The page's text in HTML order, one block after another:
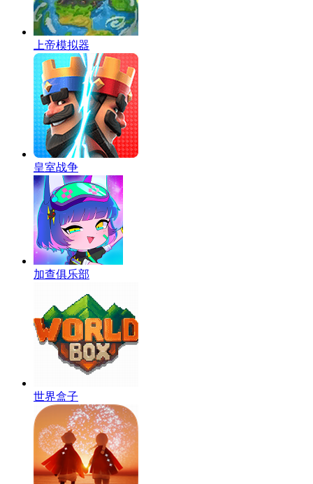
上帝模拟器
皇室战争
加查俱乐部
世界盒子